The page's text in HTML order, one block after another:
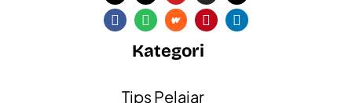
Kategori
Tips Pelajar